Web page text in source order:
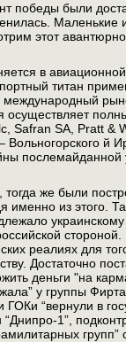
победы были
Маленькие
этот
в
титан
международный
Safran SA, Pratt &
й
же были
из этого.
реалиях для
Достаточно
деньги "на
у группы
“вернули в
1”,
групп”